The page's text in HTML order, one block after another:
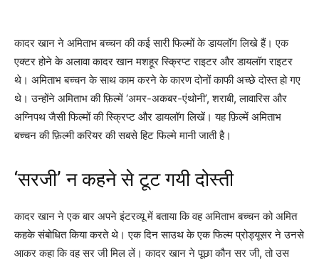
कादर खान ने अमिताभ बच्चन की कई सारी फिल्मों के डायलॉग लिखे हैं। एक
एक्टर होने के अलावा कादर खान मशहूर स्क्रिप्ट राइटर और डायलॉग राइटर
थे। अमिताभ बच्चन के साथ काम करने के कारण दोनों काफी अच्छे दोस्त हो गए
थे। उन्होंने अमिताभ की फ़िल्में ‘अमर-अकबर-एंथोनी’, शराबी, लावारिस और
अग्निपथ जैसी फिल्मों की स्क्रिप्ट और डायलॉग लिखें। यह फ़िल्में अमिताभ
बच्चन की फ़िल्मी करियर की सबसे हिट फिल्मे मानी जाती है।
‘सरजी’ न कहने से टूट गयी दोस्ती
कादर खान ने एक बार अपने इंटरव्यू में बताया कि वह अमिताभ बच्चन को अमित
कहके संबोधित किया करते थे। एक दिन साउथ के एक फिल्म प्रोड्यूसर ने उनसे
आकर कहा कि वह सर जी मिल लें। कादर खान ने पूछा कौन सर जी, तो उस